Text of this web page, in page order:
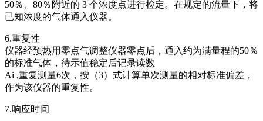
50％、80％附近的 3 个浓度点进行检定。在规定的流量下，将
已知浓度的气体通入仪器。
6.重复性
仪器经预热用零点气调整仪器零点后，通入约为满量程的50％
的标准气体，待示值稳定后记录读数
Ai ,重复测量6次，按（3）式计算单次测量的相对标准偏差，
作为该仪器的重复性。
7.响应时间